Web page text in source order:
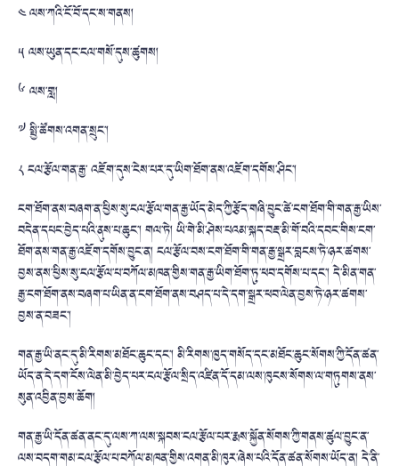
༤ ལས་ཀའི་ངོ་བོ་དང་ས་གནས།
༥ ལས་ཡུན་དང་ངལ་གསོ་དུས་ཚུགས།
༦ ལས་གླ།
༧ སྤྱི་ཚོགས་འགན་སྲུང་།
༨ ངལ་རྩོལ་གན་རྒྱ་ འཇོག་དུས་ངེས་པར་དུ་ཡིག་ཐོག་ནས་འཇོག་དགོས་ཤིང་།
ངག་ཐོག་ནས་བཞག་ན་ཕྱིས་སུ་ངལ་རྩོལ་གན་རྒྱ་ཡོད་མེད་ཀྱི་རྩོད་གཞི་བྱུང་ཚེ་ངག་ཐོག་གི་གན་རྒྱ་ཡིས་
བདེན་དཔང་བྱེད་པའི་ནུས་པ་ཆུང་། གལ་ཏེ། ཡི་གེ་མི་ཤེས་པའམ་སྐད་བརྡ་མི་གོ་བའི་དབང་གིས་ངག་
ཐོག་ནས་གན་རྒྱ་འཇོག་དགོས་བྱུང་ན། ངལ་རྩོལ་བས་ངག་ཐོག་གི་གན་རྒྱ་སྒྲར་བླངས་ཏེ་ཉར་ཚགས་
བྱས་ནས་ཕྱིས་སུ་ངལ་རྩོལ་པ་བཀོལ་མཁན་གྱིས་གན་རྒྱ་ཡིག་ཐོག་ཏུ་ཕབ་དགོས་པ་དང་། དེ་མིན་གན་
རྒྱ་ངག་ཐོག་ནས་བཞག་པ་ཡིན་ན་ངག་ཐོག་ནས་བཤད་པ་དེ་དག་སྒྲར་ཕབ་ལེན་བྱས་ཏེ་ཉར་ཚགས་
བྱས་ན་བཟང་།
གན་རྒྱ་ཡི་ནང་དུ་མི་རིགས་མཐོང་ཆུང་དང་། མི་རིགས་ཁྱད་གསོད་དང་མཐོང་ཆུང་སོགས་ཀྱི་དོན་ཚན་
ཡོད་ན་དེ་དག་ངོས་ལེན་མི་བྱེད་པར་ངལ་རྩོལ་སྲིད་འཛིན་དོ་དམ་ལས་ཁུངས་སོགས་ལ་གཏུགས་ནས་
སུན་འབྱིན་བྱས་ཆོག།
གན་རྒྱ་ཡི་དོན་ཚན་ནང་དུ་ལས་ཀ་ལས་སྐབས་ངལ་རྩོལ་པར་རྨས་སྐྱོན་སོགས་ཀྱི་གནས་ཚུལ་བྱུང་ན་
ལས་བདག་གམ་ངལ་རྩོལ་པ་བཀོལ་མཁན་གྱིས་འགན་མི་ཁུར་ཞེས་པའི་དོན་ཚན་སོགས་ཡོད་ན། དེ་ནི་